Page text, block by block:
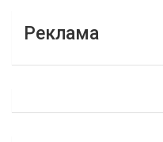
Реклама